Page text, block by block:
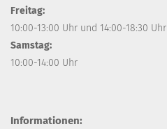
Freitag:
10:00-13:00 Uhr und 14:00-18:30 Uhr
Samstag:
10:00-14:00 Uhr
Informationen: